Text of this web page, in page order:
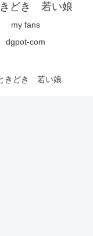
どき 若い娘
my fans
dgpot-com
きどき 若い娘.